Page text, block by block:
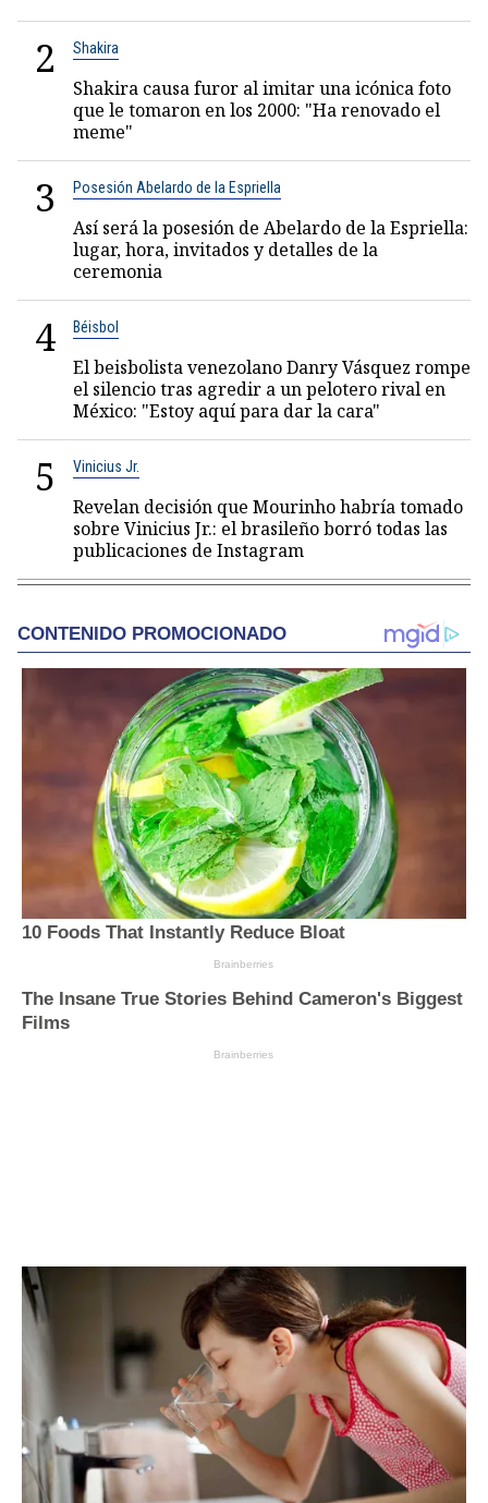
2 Shakira
Shakira causa furor al imitar una icónica foto
que le tomaron en los 2000: "Ha renovado el
meme"
3 Posesión Abelardo de la Espriella
Así será la posesión de Abelardo de la Espriella:
lugar, hora, invitados y detalles de la
ceremonia
4 Béisbol
El beisbolista venezolano Danry Vásquez rompe
el silencio tras agredir a un pelotero rival en
México: "Estoy aquí para dar la cara"
5 Vinicius Jr.
Revelan decisión que Mourinho habría tomado
sobre Vinicius Jr.: el brasileño borró todas las
publicaciones de Instagram